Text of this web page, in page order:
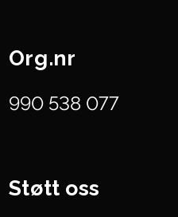
Org.nr
990 538 077
Støtt oss